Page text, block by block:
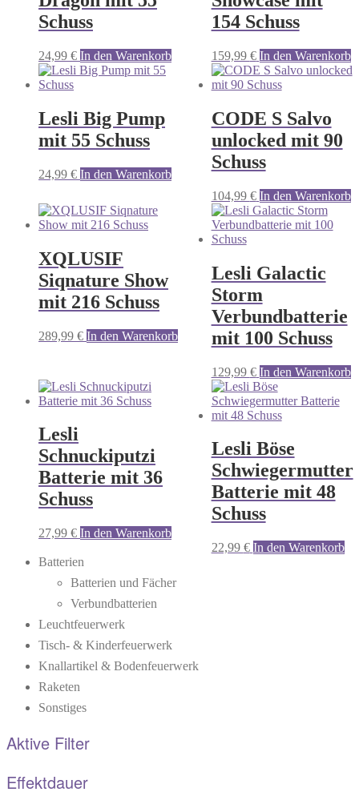
Schuss
24,99 € In den Warenkorb
154 Schuss
159,99 € In den Warenkorb
Lesli Big Pump
mit 55 Schuss
24,99 € In den Warenkorb
CODE S Salvo
unlocked mit 90
Schuss
104,99 € In den Warenkorb
XQLUSIF
Siqnature Show
mit 216 Schuss
289,99 € In den Warenkorb
Lesli Galactic
Storm
Verbundbatterie
mit 100 Schuss
129,99 € In den Warenkorb
Lesli
Schnuckiputzi
Batterie mit 36
Schuss
27,99 € In den Warenkorb
Lesli Böse
Schwiegermutter
Batterie mit 48
Schuss
22,99 € In den Warenkorb
Batterien
Batterien und Fächer
Verbundbatterien
Leuchtfeuerwerk
Tisch- & Kinderfeuerwerk
Knallartikel & Bodenfeuerwerk
Raketen
Sonstiges
Aktive Filter
Effektdauer